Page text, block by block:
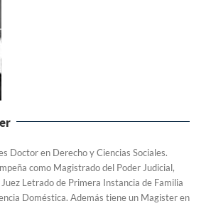
Doctor en Derecho y Ciencias Sociales.
como Magistrado del Poder Judicial,
Letrado de Primera Instancia de Familia
Doméstica. Además tiene un Magister en